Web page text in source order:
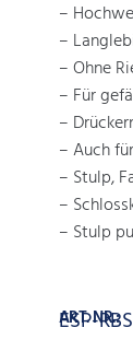
–
–
– Ohne
– Für
–
– Auch
– Stulp,
–
– Stulp
ART. NR.:
ESP-